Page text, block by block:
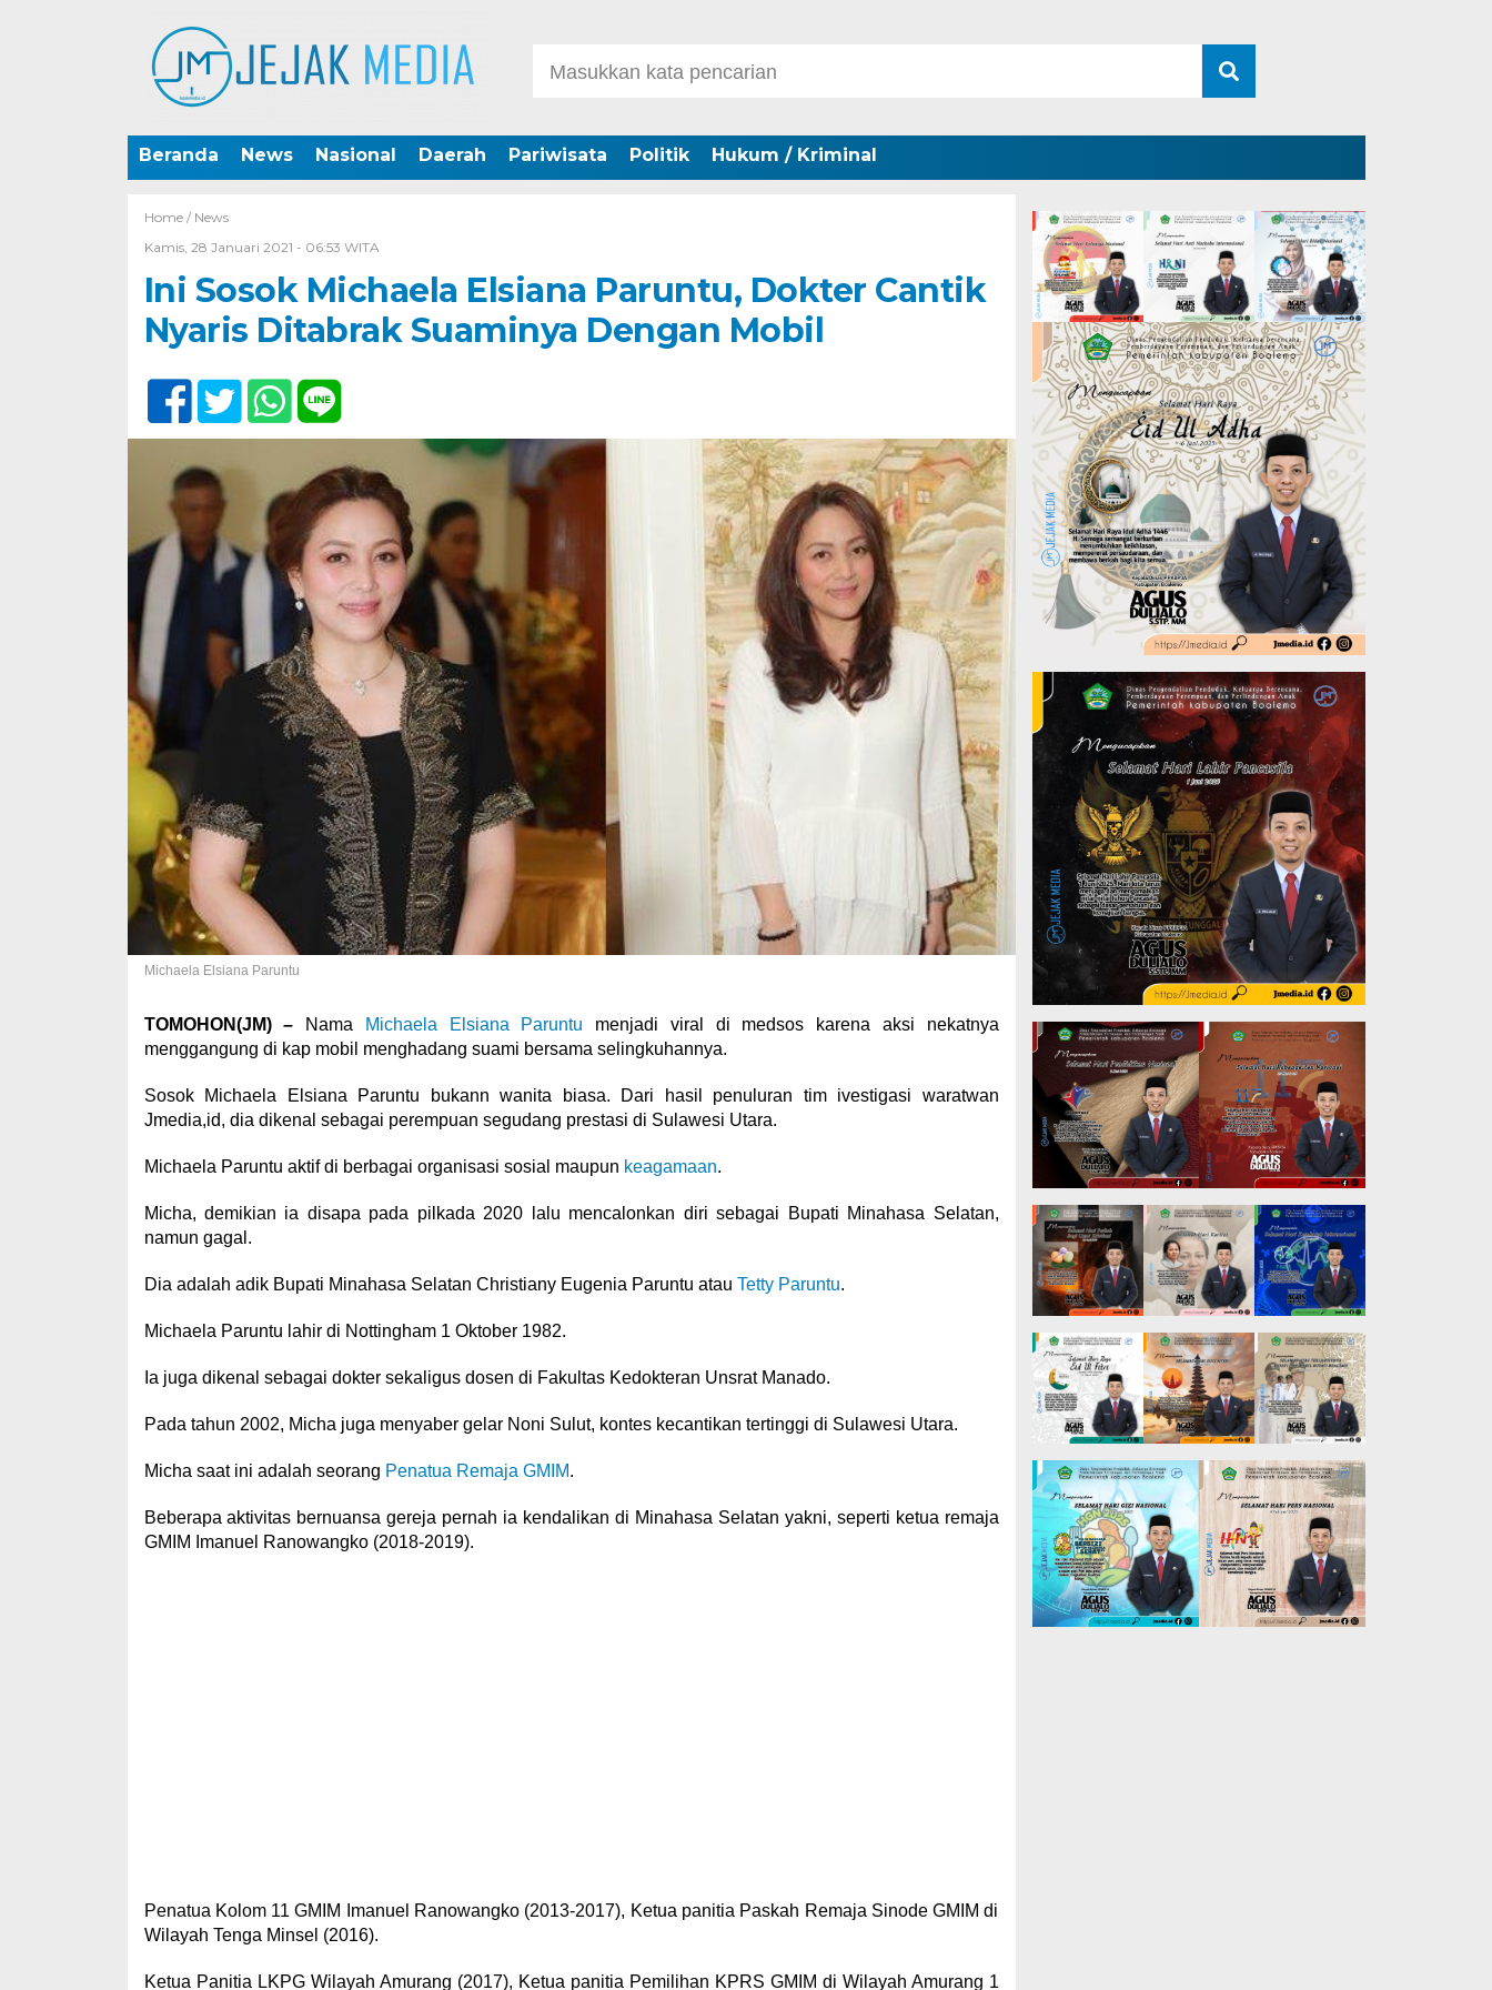
Beranda News Nasional Daerah Pariwisata Politik Hukum / Kriminal
Home / News
Kamis, 28 Januari 2021 - 06:53 WITA
Ini Sosok Michaela Elsiana Paruntu, Dokter Cantik
Nyaris Ditabrak Suaminya Dengan Mobil
Michaela Elsiana Paruntu
TOMOHON(JM) – Nama Michaela Elsiana Paruntu menjadi viral di medsos karena aksi nekatnya
menggangung di kap mobil menghadang suami bersama selingkuhannya.
Sosok Michaela Elsiana Paruntu bukann wanita biasa. Dari hasil penuluran tim ivestigasi waratwan
Jmedia,id, dia dikenal sebagai perempuan segudang prestasi di Sulawesi Utara.
Michaela Paruntu aktif di berbagai organisasi sosial maupun keagamaan.
Micha, demikian ia disapa pada pilkada 2020 lalu mencalonkan diri sebagai Bupati Minahasa Selatan,
namun gagal.
Dia adalah adik Bupati Minahasa Selatan Christiany Eugenia Paruntu atau Tetty Paruntu.
Michaela Paruntu lahir di Nottingham 1 Oktober 1982.
Ia juga dikenal sebagai dokter sekaligus dosen di Fakultas Kedokteran Unsrat Manado.
Pada tahun 2002, Micha juga menyaber gelar Noni Sulut, kontes kecantikan tertinggi di Sulawesi Utara.
Micha saat ini adalah seorang Penatua Remaja GMIM.
Beberapa aktivitas bernuansa gereja pernah ia kendalikan di Minahasa Selatan yakni, seperti ketua remaja
GMIM Imanuel Ranowangko (2018-2019).
Penatua Kolom 11 GMIM Imanuel Ranowangko (2013-2017), Ketua panitia Paskah Remaja Sinode GMIM di
Wilayah Tenga Minsel (2016).
Ketua Panitia LKPG Wilayah Amurang (2017), Ketua panitia Pemilihan KPRS GMIM di Wilayah Amurang 1